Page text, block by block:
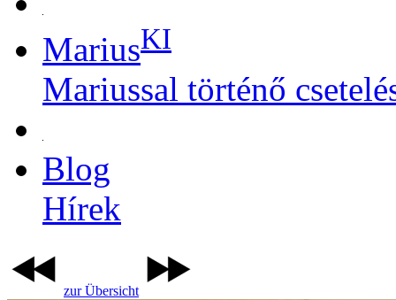
MariusKI
Mariussal történő
Blog
Hírek
zur Übersicht